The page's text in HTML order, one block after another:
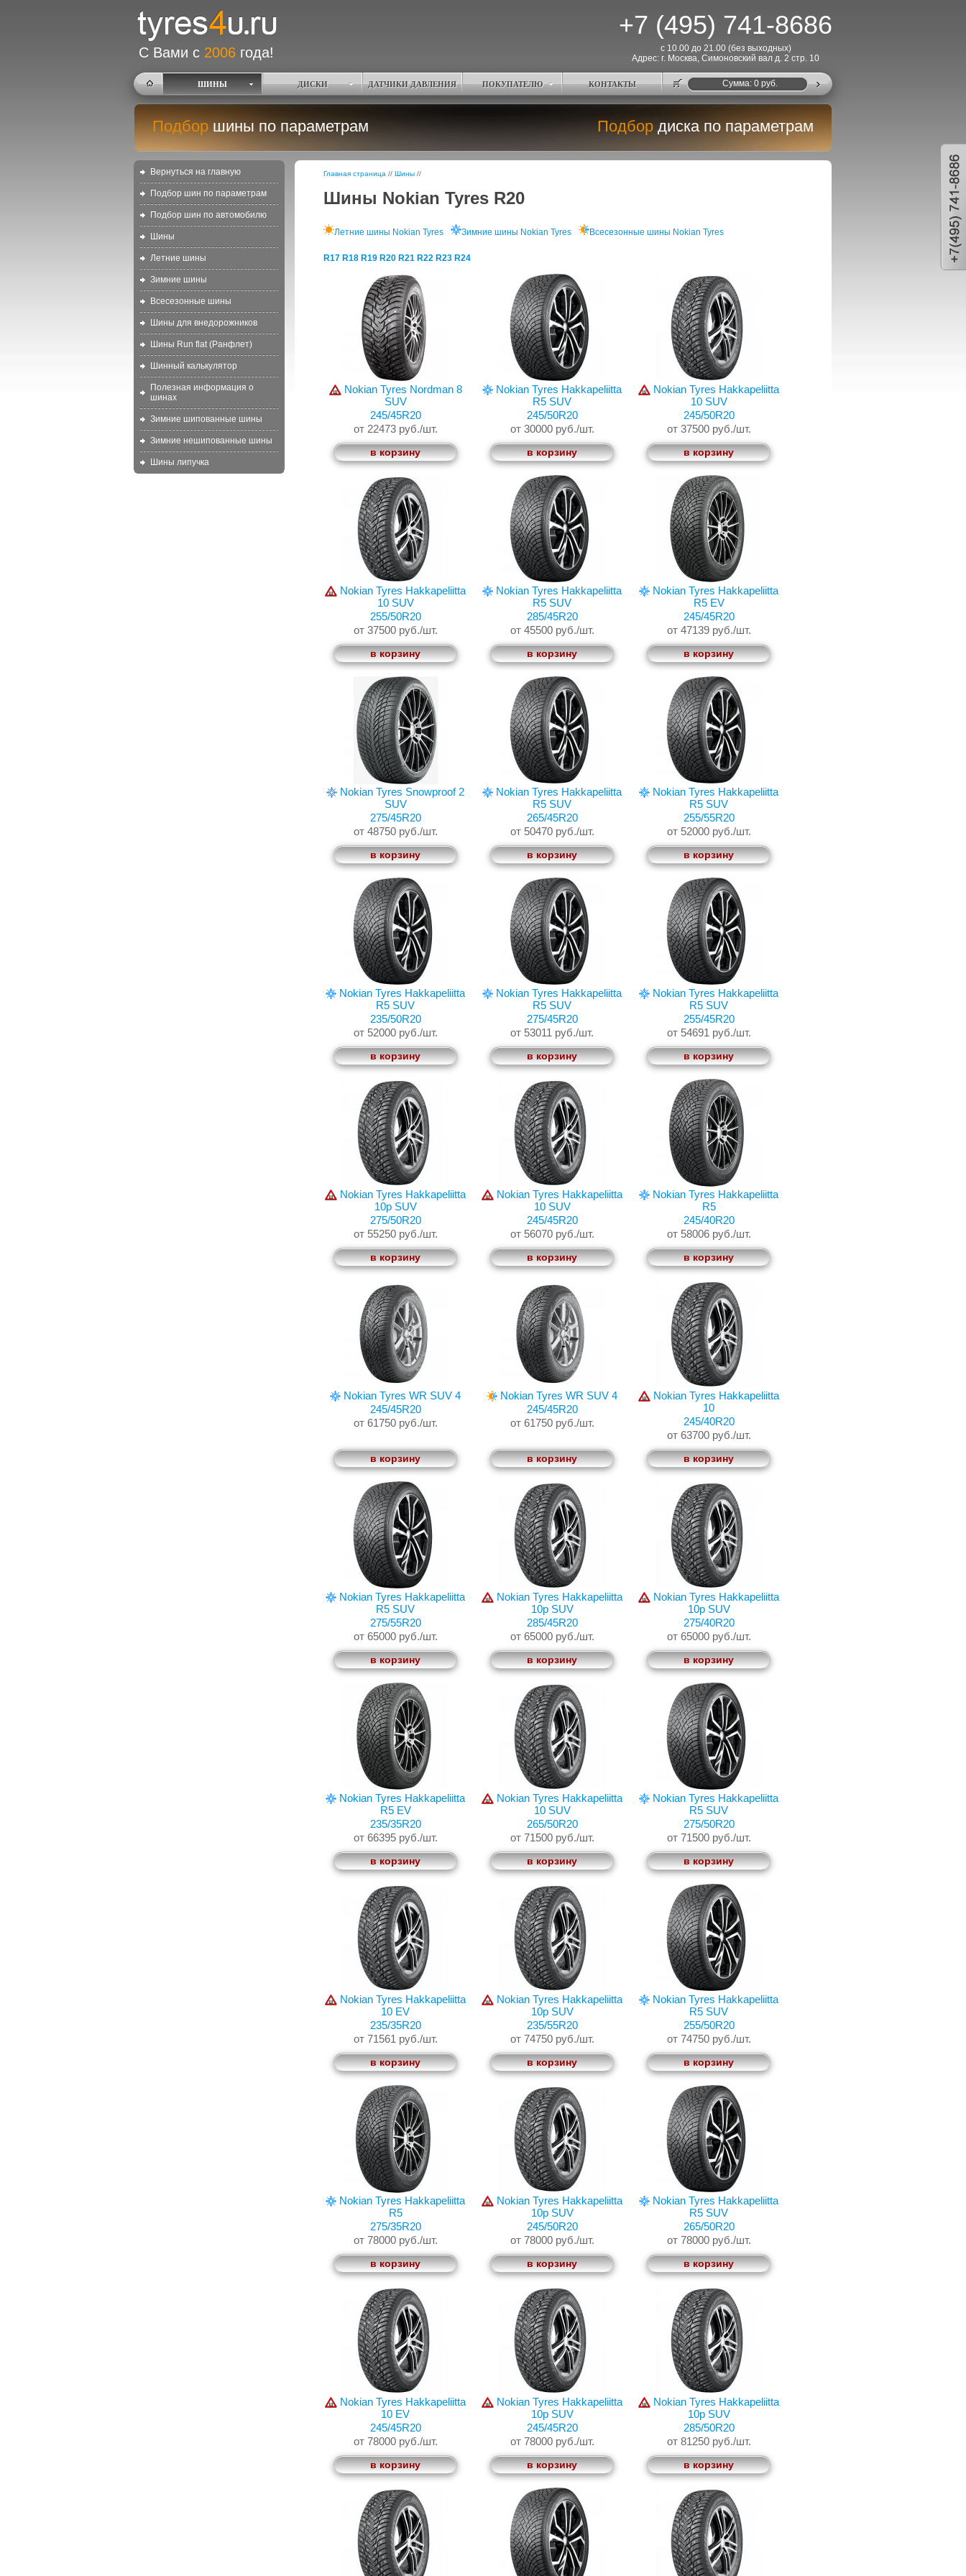
+7 (495) 741-8686
С Вами с 2006 года!
с 10.00 до 21.00 (без выходных)
Адрес: г. Москва, Симоновский вал д. 2 стр. 10
ШИНЫ ДИСКИ ДАТЧИКИ ДАВЛЕНИЯ ПОКУПАТЕЛЮ КОНТАКТЫ Cумма: 0руб.
Подбор шины по параметрам Подбор диска по параметрам
Вернуться на главную
Подбор шин по параметрам
Подбор шин по автомобилю
Шины
Летние шины
Зимние шины
Всесезонные шины
Шины для внедорожников
Шины Run flat (Ранфлет)
Шинный калькулятор
Полезная информация о
шинах
Зимние шипованные шины
Зимние нешипованные шины
Шины липучка
Главная страница // Шины //
Шины Nokian Tyres R20
Летние шины Nokian Tyres Зимние шины Nokian Tyres Всесезонные шины Nokian Tyres
R17 R18 R19 R20 R21 R22 R23 R24
Nokian Tyres Nordman 8
SUV
245/45R20
от 22473 руб./шт.
в корзину
Nokian Tyres Hakkapeliitta
R5 SUV
245/50R20
от 30000 руб./шт.
в корзину
Nokian Tyres Hakkapeliitta
10 SUV
245/50R20
от 37500 руб./шт.
в корзину
Nokian Tyres Hakkapeliitta
10 SUV
255/50R20
от 37500 руб./шт.
в корзину
Nokian Tyres Hakkapeliitta
R5 SUV
285/45R20
от 45500 руб./шт.
в корзину
Nokian Tyres Hakkapeliitta
R5 EV
245/45R20
от 47139 руб./шт.
в корзину
Nokian Tyres Snowproof 2
SUV
275/45R20
от 48750 руб./шт.
в корзину
Nokian Tyres Hakkapeliitta
R5 SUV
265/45R20
от 50470 руб./шт.
в корзину
Nokian Tyres Hakkapeliitta
R5 SUV
255/55R20
от 52000 руб./шт.
в корзину
Nokian Tyres Hakkapeliitta
R5 SUV
235/50R20
от 52000 руб./шт.
в корзину
Nokian Tyres Hakkapeliitta
R5 SUV
275/45R20
от 53011 руб./шт.
в корзину
Nokian Tyres Hakkapeliitta
R5 SUV
255/45R20
от 54691 руб./шт.
в корзину
Nokian Tyres Hakkapeliitta
10p SUV
275/50R20
от 55250 руб./шт.
в корзину
Nokian Tyres Hakkapeliitta
10 SUV
245/45R20
от 56070 руб./шт.
в корзину
Nokian Tyres Hakkapeliitta
R5
245/40R20
от 58006 руб./шт.
в корзину
Nokian Tyres WR SUV 4
245/45R20
от 61750 руб./шт.
в корзину
Nokian Tyres WR SUV 4
245/45R20
от 61750 руб./шт.
в корзину
Nokian Tyres Hakkapeliitta
10
245/40R20
от 63700 руб./шт.
в корзину
Nokian Tyres Hakkapeliitta
R5 SUV
275/55R20
от 65000 руб./шт.
в корзину
Nokian Tyres Hakkapeliitta
10p SUV
285/45R20
от 65000 руб./шт.
в корзину
Nokian Tyres Hakkapeliitta
10p SUV
275/40R20
от 65000 руб./шт.
в корзину
Nokian Tyres Hakkapeliitta
R5 EV
235/35R20
от 66395 руб./шт.
в корзину
Nokian Tyres Hakkapeliitta
10 SUV
265/50R20
от 71500 руб./шт.
в корзину
Nokian Tyres Hakkapeliitta
R5 SUV
275/50R20
от 71500 руб./шт.
в корзину
Nokian Tyres Hakkapeliitta
10 EV
235/35R20
от 71561 руб./шт.
в корзину
Nokian Tyres Hakkapeliitta
10p SUV
235/55R20
от 74750 руб./шт.
в корзину
Nokian Tyres Hakkapeliitta
R5 SUV
255/50R20
от 74750 руб./шт.
в корзину
Nokian Tyres Hakkapeliitta
R5
275/35R20
от 78000 руб./шт.
в корзину
Nokian Tyres Hakkapeliitta
10p SUV
245/50R20
от 78000 руб./шт.
в корзину
Nokian Tyres Hakkapeliitta
R5 SUV
265/50R20
от 78000 руб./шт.
в корзину
Nokian Tyres Hakkapeliitta
10 EV
245/45R20
от 78000 руб./шт.
в корзину
Nokian Tyres Hakkapeliitta
10p SUV
245/45R20
от 78000 руб./шт.
в корзину
Nokian Tyres Hakkapeliitta
10p SUV
285/50R20
от 81250 руб./шт.
в корзину